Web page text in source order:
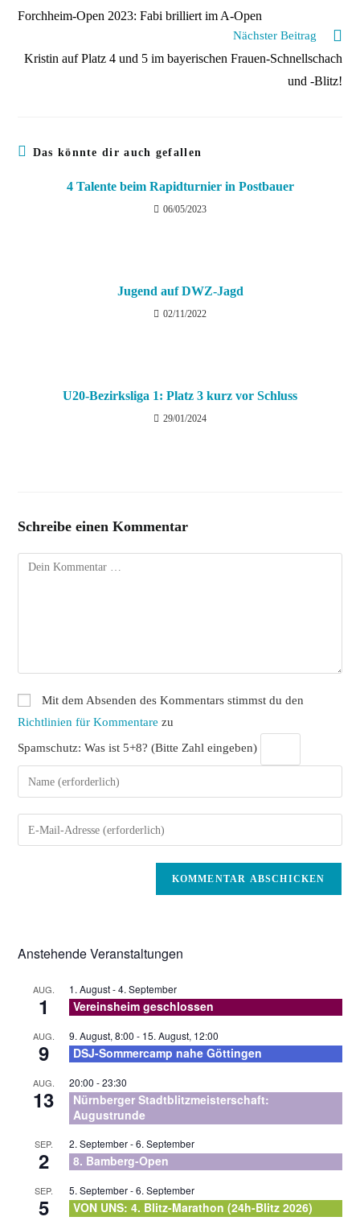
ansehen
Forchheim-Open 2023: Fabi brilliert im A-Open
Nächster Beitrag
Kristin auf Platz 4 und 5 im bayerischen Frauen-Schnellschach
und -Blitz!
Das könnte dir auch gefallen
4 Talente beim Rapidturnier in Postbauer
06/05/2023
Jugend auf DWZ-Jagd
02/11/2022
U20-Bezirksliga 1: Platz 3 kurz vor Schluss
29/01/2024
Schreibe einen Kommentar
Kommentar
Mit dem Absenden des Kommentars stimmst du den
Richtlinien für Kommentare zu
Spamschutz: Was ist 5+8? (Bitte Zahl eingeben)
Gib
deinen
Namen
oder
Gib
deine
Anstehende Veranstaltungen
AUG.
1
1. August-4. September
Vereinsheim geschlossen
AUG.
9
9. August, 8:00 - 15. August, 12:00
DSJ-Sommercamp nahe Göttingen
AUG.
13
20:00 -23:30
Nürnberger Stadtblitzmeisterschaft:
Augustrunde
SEP.
2
2. September-6. September
8. Bamberg-Open
SEP.
5
5. September-6. September
VON UNS: 4. Blitz-Marathon (24h-Blitz 2026)